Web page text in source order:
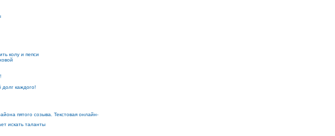
колу и пепси
долг каждого!
пятого созыва. Текстовая онлайн-
искать таланты